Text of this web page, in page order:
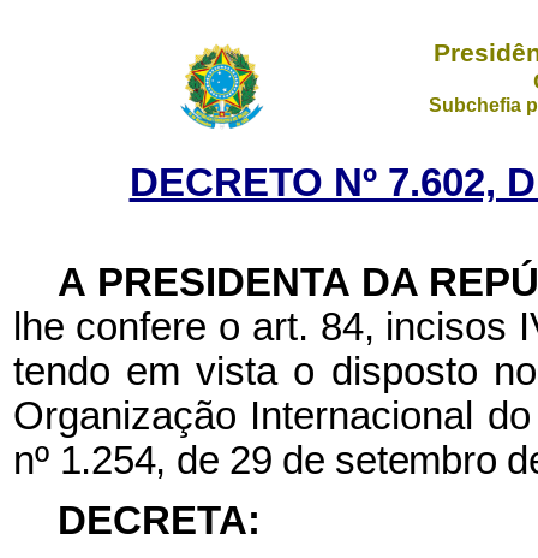
Subchefia
DECRETO Nº 7.602,
A PRESIDENTA DA
lhe confere o art. 84, incisos
tendo em vista o disposto
Organização Internacional
nº 1.254, de 29 de setembro
DECRETA: